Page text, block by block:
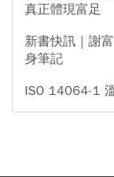
真正體現富足
新書快訊｜謝
身筆記
ISO 14064-1